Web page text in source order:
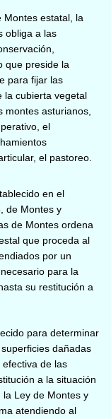
Montes estatal, la
obliga a las
que preside la
para fijar las
la cubierta vegetal
montes asturianos,
el
el pastoreo.
en el
de Montes y
de Montes ordena
que proceda al
por un
para la
su restitución a
para determinar
dañadas
de las
a la situación
Ley de Montes y
atendiendo al